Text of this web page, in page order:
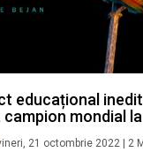
educațional
campion mondial
21 octombrie 2022 2